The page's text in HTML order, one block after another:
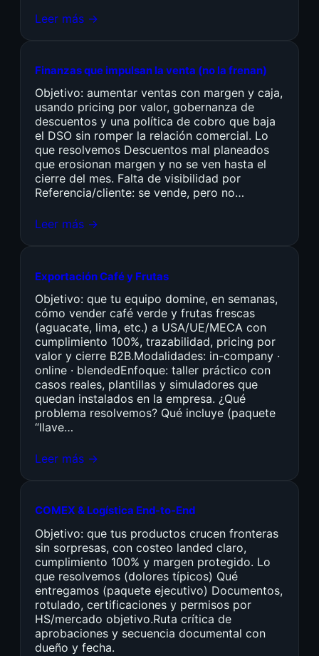
Leer más →
Finanzas que impulsan la venta (no la frenan)
Objetivo: aumentar ventas con margen y caja,
usando pricing por valor, gobernanza de
descuentos y una política de cobro que baja
el DSO sin romper la relación comercial. Lo
que resolvemos Descuentos mal planeados
que erosionan margen y no se ven hasta el
cierre del mes. Falta de visibilidad por
Referencia/cliente: se vende, pero no…
Leer más →
Exportación Café y Frutas
Objetivo: que tu equipo domine, en semanas,
cómo vender café verde y frutas frescas
(aguacate, lima, etc.) a USA/UE/MECA con
cumplimiento 100%, trazabilidad, pricing por
valor y cierre B2B.Modalidades: in-company ·
online · blendedEnfoque: taller práctico con
casos reales, plantillas y simuladores que
quedan instalados en la empresa. ¿Qué
problema resolvemos? Qué incluye (paquete
“llave…
Leer más →
COMEX & Logística End-to-End
Objetivo: que tus productos crucen fronteras
sin sorpresas, con costeo landed claro,
cumplimiento 100% y margen protegido. Lo
que resolvemos (dolores típicos) Qué
entregamos (paquete ejecutivo) Documentos,
rotulado, certificaciones y permisos por
HS/mercado objetivo.Ruta crítica de
aprobaciones y secuencia documental con
dueño y fecha.